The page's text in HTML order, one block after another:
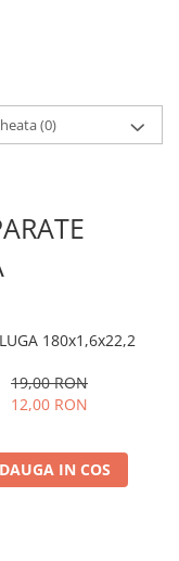
(0)
180x1,6x22,2
19,00 RON
12,00 RON
IN COS